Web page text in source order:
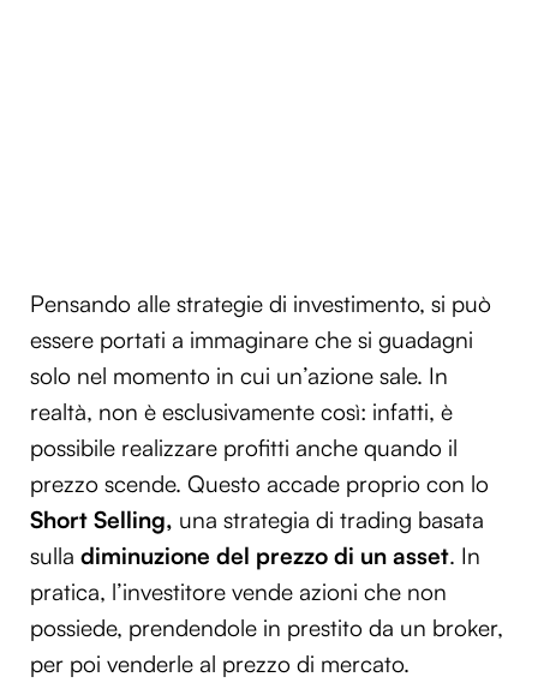
Pensando alle strategie di investimento, si può
essere portati a immaginare che si guadagni
solo nel momento in cui un’azione sale. In
realtà, non è esclusivamente così: infatti, è
possibile realizzare profitti anche quando il
prezzo scende. Questo accade proprio con lo
Short Selling, una strategia di trading basata
sulla diminuzione del prezzo di un asset. In
pratica, l’investitore vende azioni che non
possiede, prendendole in prestito da un broker,
per poi venderle al prezzo di mercato.